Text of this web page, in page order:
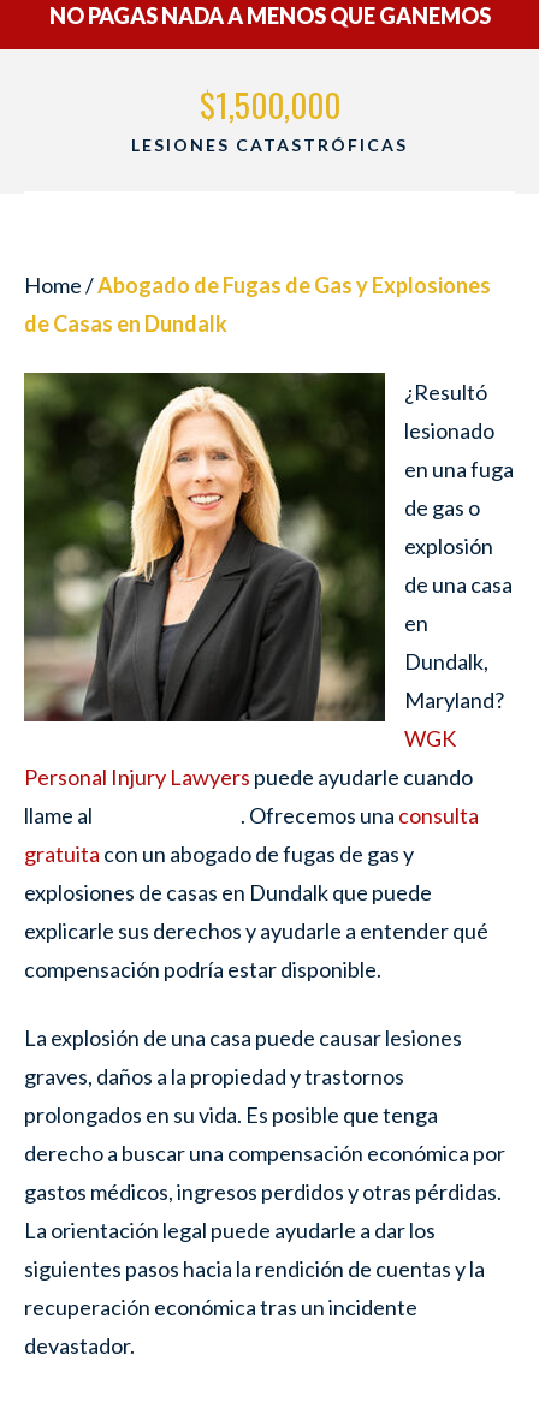
NO PAGAS NADA A MENOS QUE GANEMOS
$1,500,000
LESIONES CATASTRÓFICAS
Home/Abogado de Fugas de Gas y Explosiones
de Casas en Dundalk
¿Resultó
lesionado
en una fuga
de gas o
explosión
de una casa
en
Dundalk,
Maryland?
WGK
Personal Injury Lawyers puede ayudarle cuando
llame al
. Ofrecemos una consulta
gratuita con un abogado de fugas de gas y
explosiones de casas en Dundalk que puede
explicarle sus derechos y ayudarle a entender qué
compensación podría estar disponible.
La explosión de una casa puede causar lesiones
graves, daños a la propiedad y trastornos
prolongados en su vida. Es posible que tenga
derecho a buscar una compensación económica por
gastos médicos, ingresos perdidos y otras pérdidas.
La orientación legal puede ayudarle a dar los
siguientes pasos hacia la rendición de cuentas y la
recuperación económica tras un incidente
devastador.